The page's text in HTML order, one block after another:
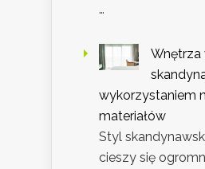
…
Wnętrza
wykorzystaniem
materiałów
Styl
cieszy się